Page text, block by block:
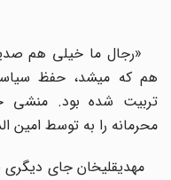
«رجال ما خیلی هم صدیق
هم که می­شد، حفظ سیاست
تربیت شده بود. منشی
محرمانه را به توسط امین­
مهدیقلی­خان جای دیگری